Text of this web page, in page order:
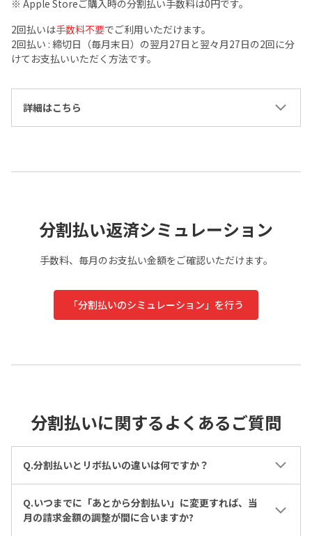
※ Apple Storeご購入時の分割払い手数料は0円です。
2回払いは手数料不要でご利用いただけます。
2回払い : 締切日（毎月末日）の翌月27日と翌々月27日の2回に分
けてお支払いいただく方法です。
詳細はこちら
分割払い返済シミュレーション
手数料、毎月のお支払い金額をご確認いただけます。
「分割払いのシミュレーション」を行う
分割払いに関するよくあるご質問
Q.分割払いとリボ払いの違いは何ですか？
Q.いつまでに「あとから分割払い」に変更すれば、当
月の請求金額の調整が間に合いますか?